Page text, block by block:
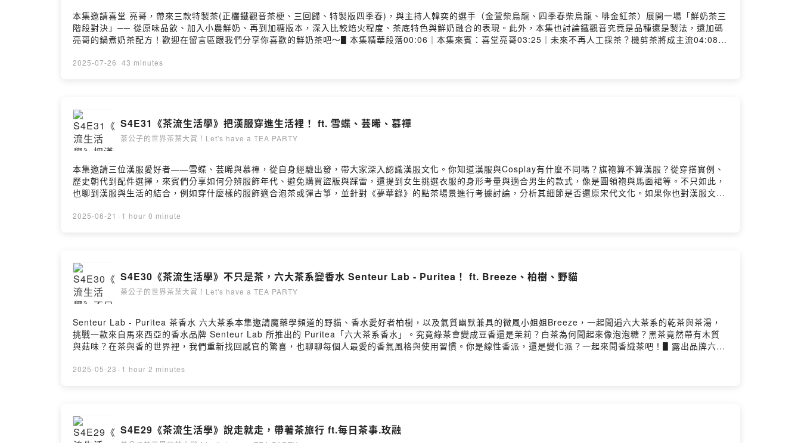
https://chachadu.firstory.io/join留言告訴我你對這一集的想法： https://open.firstory.me/user/ckqw5eak2g4820939s2ieb4wv/commentsPowered by Firstory
Hosting
本集邀請喜堂 亮哥，帶來三款特製茶(正欉鐵觀音茶梗、三回歸、特製版四季春)，與主持人韓奕的選手（金萱柴烏龍、四季春柴烏龍、啡金紅茶）展開一場「鮮奶茶三
階段對決」── 從原味品飲、加入小農鮮奶、再到加糖版本，深入比較焙火程度、茶底特色與鮮奶融合的表現。此外，本集也討論鐵觀音究竟是品種還是製法，還加碼
亮哥的鍋煮奶茶配方！歡迎在留言區跟我們分享你喜歡的鮮奶茶吧～▋本集精華段落00:06｜本集來賓：喜堂亮哥03:25｜未來不再人工採茶？機剪茶將成主流04:08｜
季春韓奕的參賽選手10:46｜1. 柴烏龍（金萱）13:18｜2. 柴烏龍（四季春）14:09｜3. 啡金紅茶三階段奶茶挑戰15:11｜評鑑杯出湯18:11｜第一階段：濃郁原味喝
https://www.facebook.com/xi.tang.liang.2025/https://www.instagram.com/chatei999/▋影片中使用到的茶款柴烏龍 Shiba Roasted
Oolonghttps://www.hanyitea.tw/product/shiba-roasted-oolong/啡金紅茶 Golden expressohttps://www.hanyitea.tw/product/golden-expresso-tea/#鐵觀音 #
木柵 #烏龍 #鮮奶茶＿＿＿＿＿＿＿＿＿＿＿＿＿＿＿＿＿＿＿＿＿＿▋成為Youtube專屬會員喜歡我們的影片，願意小額資助我們持續創作的，歡迎加入我們，並享
有會員專屬福利https://www.youtube.com/channel/UCqj79LoyPRC2skxoQl1BVAw/join▋訂閱荼公子Youtube頻道
https://www.facebook.com/HANYI2016TEA荼公子Instagram：https://instagram.com/cha.cha.du?igshid=YmMyMTA2M2Y=荼公子官方網站：
https://www.hanyitea.tw/product-all/奶茶控LINE交流群：https://lihi1.com/GHnv1荼公子 Han-Yi 韓奕LINE官方帳號（課程及優惠）：https://lin.ee/2wovfGM＿
＿＿＿＿＿＿＿＿＿＿＿＿＿＿＿＿＿＿＿＿＿▋茶室空間喜堂茶業https://g.co/kgs/7vzB8Sh▋影音製作Danehttps://www.instagram.com/dane.videomaker/加
https://open.firstory.me/user/ckqw5eak2g4820939s2ieb4wv/commentsPowered by Firstory Hosting
2025-07-26 · 43 minutes
S4E31《茶流生活學》把漢服穿進生活裡！ ft. 雪蝶、芸晞、慕禪
荼公子的世界茶葉大賞！Let's have a TEA PARTY
本集邀請三位漢服愛好者——雪蝶、芸晞與慕禪，從自身經驗出發，帶大家深入認識漢服文化。你知道漢服與Cosplay有什麼不同嗎？旗袍算不算漢服？從穿搭實例、
歷史朝代到配件選擇，來賓們分享如何分辨服飾年代、避免購買盜版與踩雷，還提到女生挑選衣服的身形考量與適合男生的款式，像是圓領袍與馬面裙等。不只如此，
也聊到漢服與生活的結合，例如穿什麼樣的服飾適合泡茶或彈古箏，並針對《夢華錄》的點茶場景進行考據討論，分析其細節是否還原宋代文化。如果你也對漢服文化
台北街上嗎？06:31 身上會掛什麼配件？流蘇/玉佩、髮氈/骨頭13:07 大家怎麼接觸到漢服的？13:21 芸晞－因為音樂跟舞蹈接觸了古風14:10 慕禪－從小看布袋戲長
39:32 馬面裙40:13 男生也很適合圓領袍41:10 女生選擇上有什麼身材限制嗎？43:07 慕禪－龍女風、珍珠奶茶主題、蒼蘭訣48:07 漢元素48:55 魏晉風51:37 什麼
樣的漢服比較適合泡茶或是彈琴？53:33 台灣日常穿著可以選宋製漢服55:18 夢華錄56:40 陸劇細節越來越考究59:39 歡迎訂閱、按讚、分享～～～～#漢服 #宋制 #
魏晉風 #夢華錄 #cosplay #旗袍＿＿＿＿＿＿＿＿＿＿＿＿＿＿＿＿＿＿＿＿＿＿▋成為Youtube專屬會員喜歡我們的影片，願意小額資助我們持續創作的，歡迎加
入我們，並享有會員專屬福利https://www.youtube.com/channel/UCqj79LoyPRC2skxoQl1BVAw/join▋訂閱荼公子Youtube頻道
https://www.facebook.com/HANYI2016TEA荼公子Instagram：https://instagram.com/cha.cha.du?igshid=YmMyMTA2M2Y=荼公子官方網站：
https://www.hanyitea.tw/product-all/奶茶控LINE交流群：https://lihi1.com/GHnv1荼公子 Han-Yi 韓奕LINE官方帳號（課程及優惠）：https://lin.ee/2wovfGM＿
＿＿＿＿＿＿＿＿＿＿＿＿＿＿＿＿＿＿＿＿＿▋來賓雪蝶https://www.instagram.com/blanchevanessa/https://www.instagram.com/schneevanessa_hanfu/芸
Parlorhttps://www.instagram.com/liuliuteaparlor/▋影音製作Danehttps://www.instagram.com/dane.videomaker/小額贊助支持本節目：
2025-06-21 · 1 hour 0 minute
S4E30《茶流生活學》不只是茶，六大茶系變香水 Senteur Lab - Puritea！ ft. Breeze、柏樹、野貓
荼公子的世界茶葉大賞！Let's have a TEA PARTY
Senteur Lab - Puritea 茶香水 六大茶系本集邀請魔藥學頻道的野貓、香水愛好者柏樹，以及氣質幽默兼具的微風小姐姐Breeze，一起聞遍六大茶系的乾茶與茶湯，
挑戰一款來自馬來西亞的香水品牌 Senteur Lab 所推出的 Puritea「六大茶系香水」。究竟綠茶會變成豆香還是茉莉？白茶為何聞起來像泡泡糖？黑茶竟然帶有木質
與菇味？在茶與香的世界裡，我們重新找回感官的驚喜，也聊聊每個人最愛的香氣風格與使用習慣。你是線性香派，還是變化派？一起來聞香識茶吧！▋露出品牌六大
https://www.konterapy.com.tw/products/rose-hydrolate▋本集內容00:20 本集介紹00:43 歡迎來賓（Breeze、柏樹、野貓）01:19 六大茶系（綠、黃、青、白、
ESSENCE40:15 Oolong Tea - OOLONG OUD ELIXIR42:00 品牌特色44:08 Black Tea - VALLEY MIST ELIXIR47:42 試香組價格49:39 Dark Tea - ZESTFUL
TEA GARDEN53:52 柏樹喜歡的是紅茶跟青茶54:34 韓奕喜歡青茶跟黑茶54:47 野貓喜歡後三支，前三支要看情況55:14 大家喜歡香水是有變化還是線性的？56:54
2025-05-23 · 1 hour 2 minutes
S4E29《茶流生活學》說走就走，帶著茶旅行 ft.每日茶事.玫融